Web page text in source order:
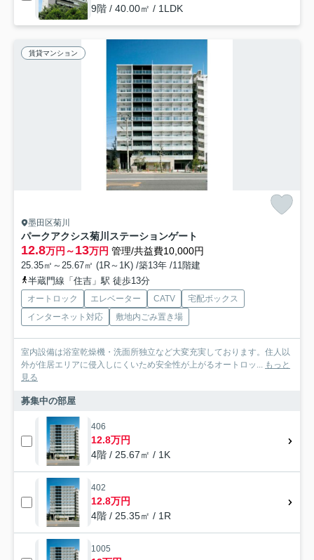
9階 / 40.00㎡ / 1LDK
賃貸マンション
墨田区菊川
パークアクシス菊川ステーションゲート
12.8万円～13万円 管理/共益費10,000円
25.35㎡～25.67㎡ (1R～1K) /築13年 /11階建
半蔵門線「住吉」駅 徒歩13分
オートロック エレベーター CATV
宅配ボックス
インターネット対応
敷地内ごみ置き場
室内設備は浴室乾燥機・洗面所独立など大変充実しております。住人以
外が住居エリアに侵入しにくいため安全性が上がるオートロッ... もっと
見る
募集中の部屋
406
12.8万円
4階 / 25.67㎡ / 1K
402
12.8万円
4階 / 25.35㎡ / 1R
1005